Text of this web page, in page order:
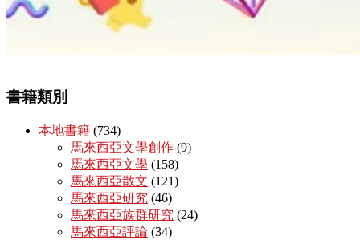
書籍類別
本地書籍 (734)
馬來西亞文學創作 (9)
馬來西亞文學 (158)
馬來西亞散文 (121)
馬來西亞研究 (46)
馬來西亞族群研究 (24)
馬來西亞評論 (34)